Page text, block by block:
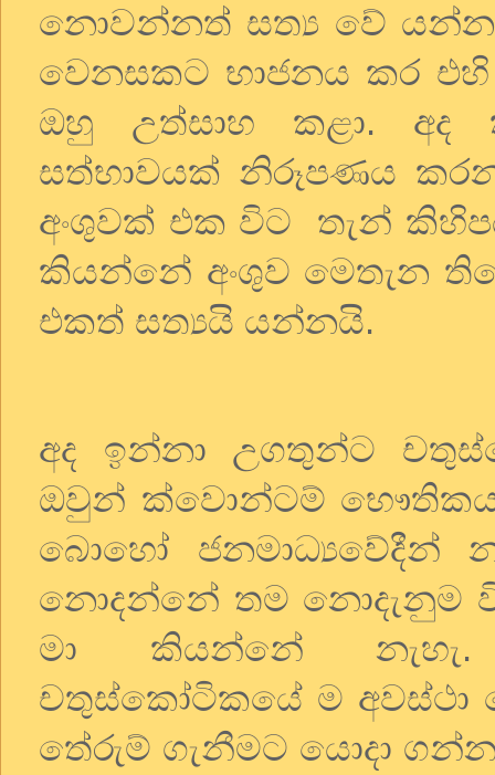
නොවන්නත් සත්‍ය වේ යන්න
වෙනසකට භාජනය කර
ඔහු උත්සාහ කළා.
සත්භාවයක් නිරූපණය කරන
අංශුවක් එක විට තැන්
කියන්නේ අංශුව මෙතැන
එකත් සත්‍යයි යන්නයි.
අද ඉන්නා උගතුන්ට
ඔවුන් ක්වොන්ටම්
බොහෝ ජනමාධ්‍යවේදීන්
නොදන්නේ තම නොදැනුම
මා කියන්නේ නැහැ.
චතුස්කෝටිකයේ ම අවස්ථා
තේරුම් ගැනීමට යොදා